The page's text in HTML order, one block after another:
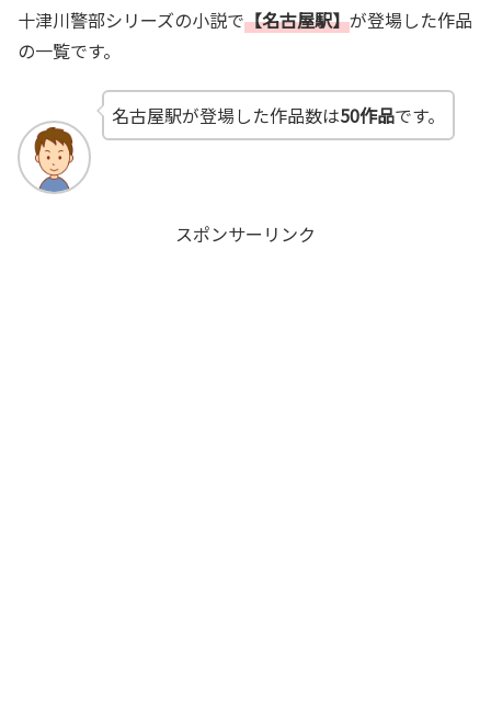
十津川警部シリーズの小説で【名古屋駅】が登場した作品
の一覧です。
名古屋駅が登場した作品数は50作品です。
スポンサーリンク